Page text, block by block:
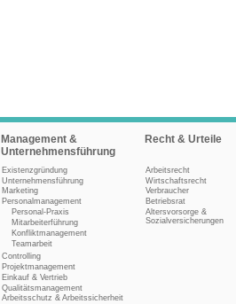
Management &
Unternehmensführung
Existenzgründung
Unternehmensführung
Marketing
Personalmanagement
Personal-Praxis
Mitarbeiterführung
Konfliktmanagement
Teamarbeit
Controlling
Projektmanagement
Einkauf & Vertrieb
Qualitätsmanagement
Arbeitsschutz & Arbeitssicherheit
Recht & Urteile
Arbeitsrecht
Wirtschaftsrecht
Verbraucher
Betriebsrat
Altersvorsorge &
Sozialversicherungen